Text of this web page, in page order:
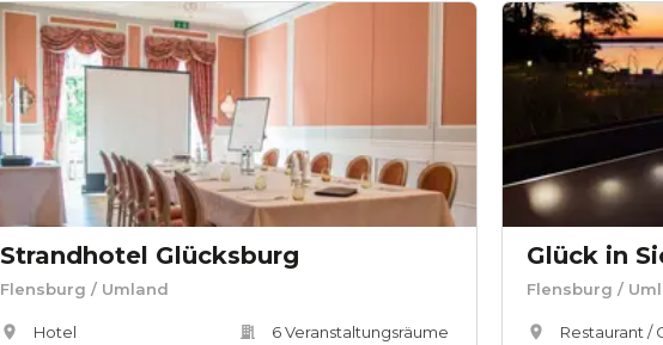
Strandhotel Glücksburg
Flensburg / Umland
Hotel
6Veranstaltungsräume
Flensburg /
Restaurant /